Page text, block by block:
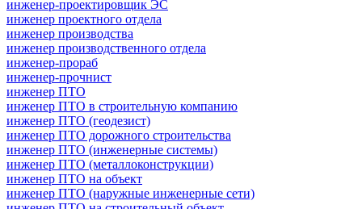
инженер-проектировщик ЭС
инженер проектного отдела
инженер производства
инженер производственного отдела
инженер-прораб
инженер-прочнист
инженер ПТО
инженер ПТО в строительную компанию
инженер ПТО (геодезист)
инженер ПТО дорожного строительства
инженер ПТО (инженерные системы)
инженер ПТО (металлоконструкции)
инженер ПТО на объект
инженер ПТО (наружные инженерные сети)